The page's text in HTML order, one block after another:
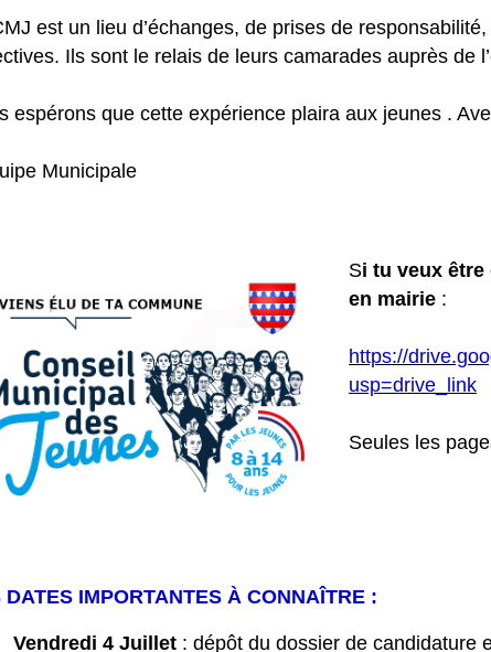
est un lieu d’échanges, de prises de
Ils sont le relais de leurs camarades auprès de
espérons que cette expérience plaira aux jeunes .
Municipale
Si tu veux
en mairie :
https://
usp=drive_link
Seules les
DATES IMPORTANTES À CONNAÎTRE :
Vendredi 4 Juillet : dépôt du dossier de candidature